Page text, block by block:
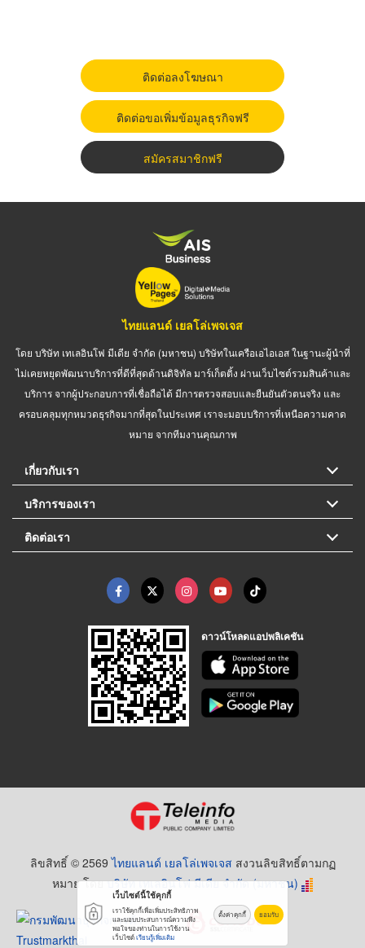
ติดต่อลงโฆษณา
ติดต่อขอเพิ่มข้อมูลธุรกิจฟรี
สมัครสมาชิกฟรี
ไทยแลนด์ เยลโล่เพจเจส
โดย บริษัท เทเลอินโฟ มีเดีย จำกัด (มหาชน) บริษัทในเครือเอไอเอส ในฐานะผู้นำที่
ไม่เคยหยุดพัฒนาบริการที่ดีที่สุดด้านดิจิทัล มาร์เก็ตติ้ง ผ่านเว็บไซต์รวมสินค้าและ
บริการ จากผู้ประกอบการที่เชื่อถือได้ มีการตรวจสอบและยืนยันตัวตนจริง และ
ครอบคลุมทุกหมวดธุรกิจมากที่สุดในประเทศ เราจะมอบบริการที่เหนือความคาด
หมาย จากทีมงานคุณภาพ
เกี่ยวกับเรา
บริการของเรา
ติดต่อเรา
ดาวน์โหลดแอปพลิเคชัน
ลิขสิทธิ์ © 2569ไทยแลนด์ เยลโล่เพจเจส สงวนลิขสิทธิ์ตามกฏ
หมาย โดยบริษัท เทเลอินโฟ มีเดีย จำกัด (มหาชน)
เว็บไซต์นี้ใช้คุกกี้
เราใช้คุกกี้เพื่อเพิ่มประสิทธิภาพ
และมอบประสบการณ์ความพึง
พอใจของท่านในการใช้งาน
เว็บไซต์เรียนรู้เพิ่มเติม
ตั้งค่าคุกกี้ ยอมรับ